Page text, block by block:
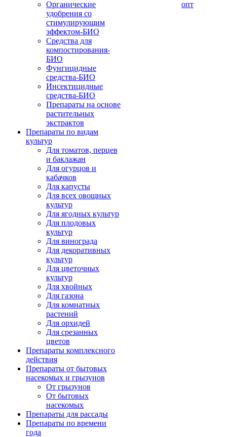
Органические
удобрения со
стимулирующим
эффектом-БИО
Средства для
компостирования-
БИО
Фунгицидные
средства-БИО
Инсектицидные
средства-БИО
Препараты на основе
растительных
экстрактов
Препараты по видам
культур
Для томатов, перцев
и баклажан
Для огурцов и
кабачков
Для капусты
Для всех овощных
культур
Для ягодных культур
Для плодовых
культур
Для винограда
Для декоративных
культур
Для цветочных
культур
Для хвойных
Для газона
Для комнатных
растений
Для орхидей
Для срезанных
цветов
Препараты комплексного
действия
Препараты от бытовых
насекомых и грызунов
От грызунов
От бытовых
насекомых
Препараты для рассады
Препараты по времени
года
опт